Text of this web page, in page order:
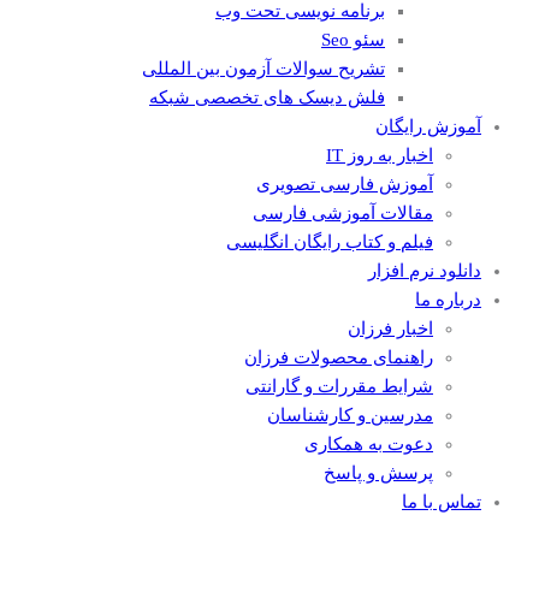
برنامه نویسی تحت وب
سئو Seo
تشریح سوالات آزمون بین المللی
فلش دیسک های تخصصی شبکه
آموزش رایگان
اخبار به روز IT
آموزش فارسی تصویری
مقالات آموزشی فارسی
فیلم و کتاب رایگان انگلیسی
دانلود نرم افزار
درباره ما
اخبار فرزان
راهنمای محصولات فرزان
شرایط مقررات و گارانتی
مدرسین و کارشناسان
دعوت به همکاری
پرسش و پاسخ
تماس با ما